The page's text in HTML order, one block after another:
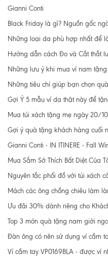
Gianni Conti
Black Friday là gì? Nguồn gốc
Những loại da phù hợp nhất để
Hướng dẫn cách Đo và Cắt thắt
Những lưu ý khi mua ví nam
Những tiêu chí giúp bạn chọn
Gợi Ý 5 mẫu ví da thật này để
Mua túi xách tặng mẹ ngày 20/
Gợi ý quà tặng khách hàng cuối
Gianni Conti - IN ITINERE - Fall
Mua Sắm Sở Thích Bất Diệt Của
Nguyên tắc phối đồ với túi xách
Mách các ông chồng chiêu làm
Ưu đãi 30% dành riêng cho
Top 3 món quà tặng nam giới
Đàn ông có nên sử dụng ví cầm
Ví cầm tay VP0169BLA - được ví